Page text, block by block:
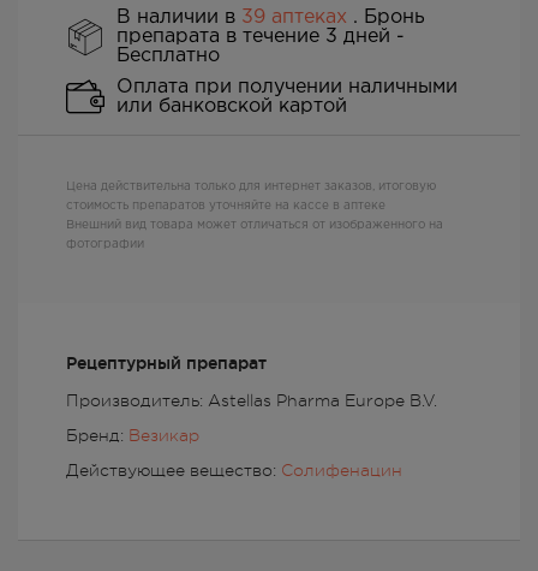
Рецептурный препарат
Производитель: Astellas Pharma Europe B.V.
Бренд: Везикар
Действующее вещество: Солифенацин
В наличии в 39 аптеках . Бронь
препарата в течение 3 дней -
Бесплатно
Оплата при получении наличными
или банковской картой
Цена действительна только для интернет заказов, итоговую
стоимость препаратов уточняйте на кассе в аптеке
Внешний вид товара может отличаться от изображенного на
фотографии